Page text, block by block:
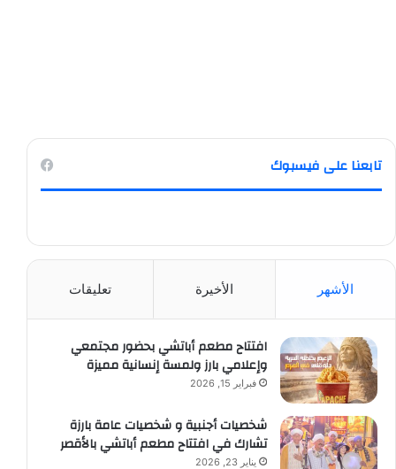
تابعنا على فيسبوك
الأشهر الأخيرة تعليقات
افتتاح مطعم أباتشي بحضور مجتمعي
وإعلامي بارز ولمسة إنسانية مميزة
فبراير 15, 2026
شخصيات أجنبية و شخصيات عامة بارزة
تشارك في افتتاح مطعم أباتشي بالأقصر
يناير 23, 2026